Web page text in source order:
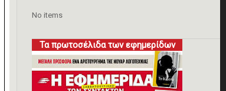
No items
Τα πρωτοσέλιδα των εφημερίδων